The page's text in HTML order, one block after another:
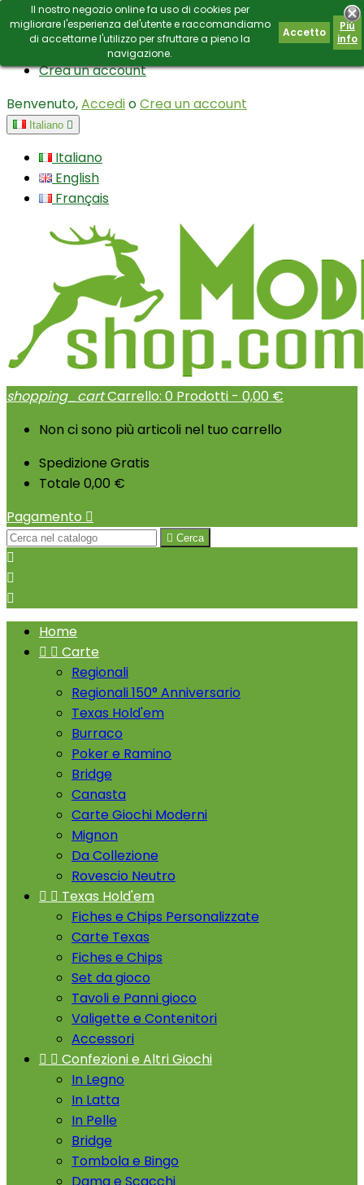
ContattoE-mail: info@modianoshop.com
Crea un account
Benvenuto,AccedioCrea un account
Italiano 
Italiano
English
Français
shopping_cartCarrello: 0 Prodotti - 0,00 €
Non ci sono più articoli nel tuo carrello
Spedizione Gratis
Totale 0,00 €
Pagamento 
 Cerca
Il nostro negozio online fa uso di cookies per
migliorare l'esperienza del'utente e raccomandiamo
di accettarne l'utilizzo per sfruttare a pieno la
navigazione.
Accetto
Piú
info



Home
  Carte
Regionali
Regionali 150° Anniversario
Texas Hold'em
Burraco
Poker e Ramino
Bridge
Canasta
Carte Giochi Moderni
Mignon
Da Collezione
Rovescio Neutro
  Texas Hold'em
Fiches e Chips Personalizzate
Carte Texas
Fiches e Chips
Set da gioco
Tavoli e Panni gioco
Valigette e Contenitori
Accessori
  Confezioni e Altri Giochi
In Legno
In Latta
In Pelle
Bridge
Tombola e Bingo